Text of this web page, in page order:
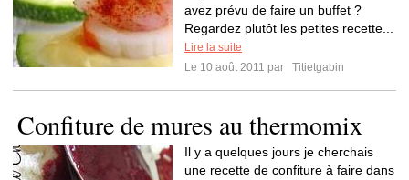
avez prévu de faire un buffet ?
Regardez plutôt les petites recette...
Lire la suite
Le 10 août 2011 par
Titietgabin
Confiture de mures au thermomix
Il y a quelques jours je cherchais
une recette de confiture à faire dans